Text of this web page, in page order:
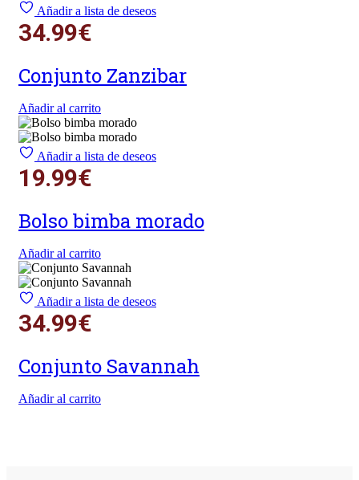
Añadir a lista de deseos
34.99€
Conjunto Zanzibar
Añadir al carrito
Añadir a lista de deseos
19.99€
Bolso bimba morado
Añadir al carrito
Añadir a lista de deseos
34.99€
Conjunto Savannah
Añadir al carrito